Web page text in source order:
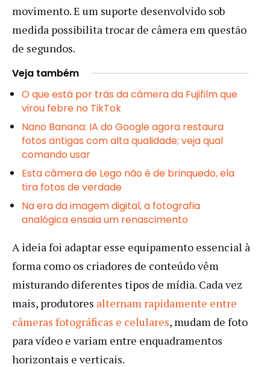
movimento. E um suporte desenvolvido sob
medida possibilita trocar de câmera em questão
de segundos.
Veja também
O que está por trás da câmera da Fujifilm que
virou febre no TikTok
Nano Banana: IA do Google agora restaura
fotos antigas com alta qualidade; veja qual
comando usar
Esta câmera de Lego não é de brinquedo, ela
tira fotos de verdade
Na era da imagem digital, a fotografia
analógica ensaia um renascimento
A ideia foi adaptar esse equipamento essencial à
forma como os criadores de conteúdo vêm
misturando diferentes tipos de mídia. Cada vez
mais, produtores alternam rapidamente entre
câmeras fotográficas e celulares, mudam de foto
para vídeo e variam entre enquadramentos
horizontais e verticais.